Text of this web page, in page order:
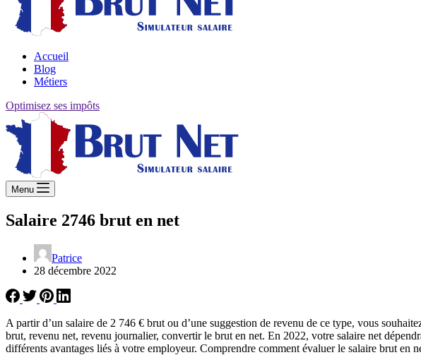
Accueil
Blog
Métiers
Optimisez ses impôts
Menu
Salaire 2746 brut en net
Patrice
28 décembre 2022
A partir d’un salaire de 2 746 € brut ou d’une suggestion de revenu de ce type, vous
brut, revenu net, revenu journalier, convertir le brut en net. En 2022, votre salaire net
différents avantages liés à votre employeur. Comprendre comment évaluer le salaire brut en